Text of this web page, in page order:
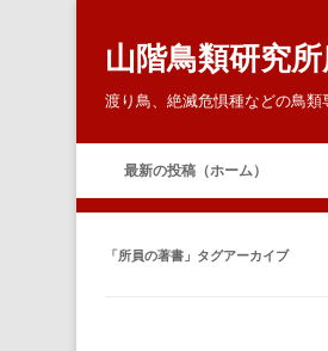
山階鳥類研究
渡り鳥、絶滅危惧種などの鳥
最新の投稿（ホーム）
「所員の著書 」タグアーカイブ